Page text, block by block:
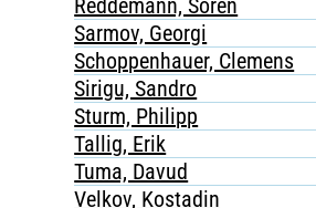
Reddemann, Sören
Sarmov, Georgi
Schoppenhauer, Clemens
Sirigu, Sandro
Sturm, Philipp
Tallig, Erik
Tuma, Davud
Velkov, Kostadin